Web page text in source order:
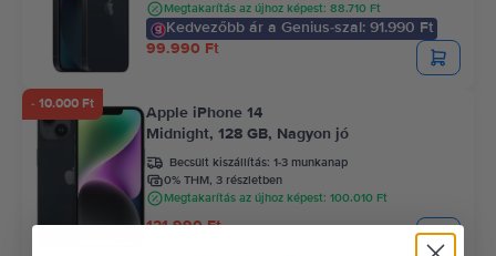
Megtakarítás az újhoz képest: 88.710 Ft
Kedvezőbb ár a Genius-szal: 91.990 Ft
99.990 Ft
- 10.000 Ft
Apple iPhone 14
Midnight, 128 GB, Nagyon jó
Becsült kiszállítás: 1-3 munkanap
0% THM, 3 részletben
Megtakarítás az újhoz képest: 100.010 Ft
121.990 Ft131.990 Ft